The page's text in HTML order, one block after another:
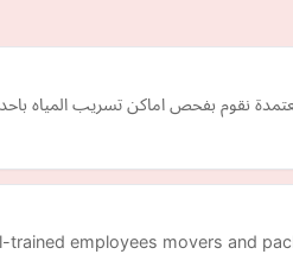
نقوم بفحص اماكن تسريب المياه باحدث
employees movers and